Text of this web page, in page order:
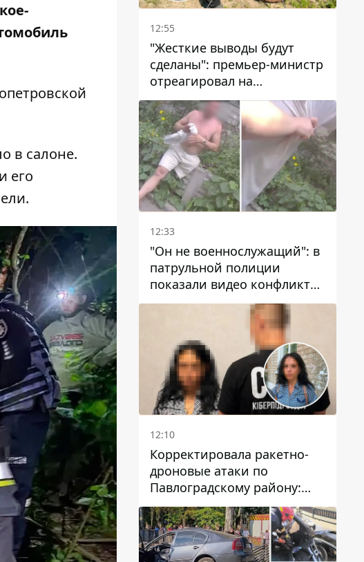
в салоне.
его
12:55
"Жесткие выводы будут
сделаны": премьер-министр
отреагировал на
несколькодневное
отсутствие воды в Марганце
12:33
"Он не военнослужащий": в
патрульной полиции
показали видео конфликта
с мужчиной без ноги на
проспекте Поля в Днепре
12:10
Корректировала ракетно-
дроновые атаки по
Павлоградскому району:
задержали вражескую
агентку